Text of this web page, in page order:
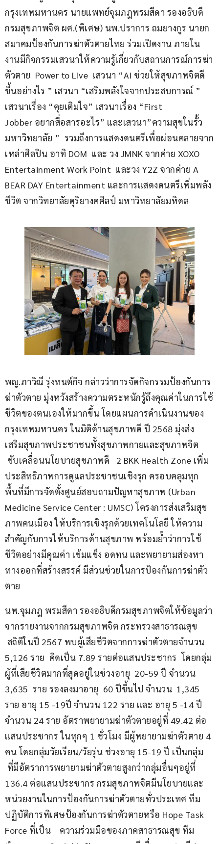
กรุงเทพมหานคร นายแพทย์จุมภฎพรมสีดา รองอธิบดี
กรมสุขภาพจิต ผศ.(พิเศษ) นพ.ปราการ ถมยางกูร นายก
สมาคมป้องกันการฆ่าตัวตายไทย ร่วมเปิดงาน ภายใน
งานมีกิจกรรมเสวนาให้ความรู้เกี่ยวกับสถานการณ์การฆ่า
ตัวตาย  Power to Live  เสวนา “AI ช่วยให้สุขภาพจิตดี
ขึ้นอย่างไร ” เสวนา “เสริมพลังใจจากประสบการณ์ ”
เสวนาเรื่อง “คุยเติมใจ” เสวนาเรื่อง “First
Jobber อยากสื่อสารอะไร” และเสวนา”ความสุขในรั้ว
มหาวิทยาลัย ”  รวมถึงการแสดงดนตรีเพื่อผ่อนคลายจาก
เหล่าศิลปิน อาทิ DOM  และ วง JMNK จากค่าย XOXO
Entertainment Work Point  และวง Y2Z จากค่าย A
BEAR DAY Entertainment และการแสดงดนตรีเพิ่มพลัง
ชีวิต จากวิทยาลัยดุริยางคศิลป์ มหาวิทยาลัยมหิดล
พญ.ภาวิณี รุ่งทนต์กิจ กล่าวว่าการจัดกิจกรรมป้องกันการ
ฆ่าตัวตาย มุ่งหวังสร้างความตระหนักรู้ถึงคุณค่าในการใช้
ชีวิตของตนเองให้มากขึ้น โดยแผนการดำเนินงานของ
กรุงเทพมหานคร ในมิติด้านสุขภาพดี ปี 2568 มุ่งส่ง
เสริมสุขภาพประชาชนทั้งสุขภาพกายและสุขภาพจิต
ขับเคลื่อนนโยบายสุขภาพดี   2 BKK Health Zone เพิ่ม
ประสิทธิภาพการดูแลประชาชนเชิงรุก ครอบคลุมทุก
พื้นที่มีการจัดตั้งศูนย์สอบถามปัญหาสุขภาพ (Urban
Medicine Service Center : UMSC) โครงการส่งเสริมสุข
ภาพคนเมือง ให้บริการเชิงรุกด้วยเทคโนโลยี ให้ความ
สำคัญกับการให้บริการด้านสุขภาพ พร้อมย้ำว่าการใช้
ชีวิตอย่างมีคุณค่า เข้มแข็ง อดทน และพยายามส่องหา
ทางออกที่สร้างสรรค์ มีส่วนช่วยในการป้องกันการฆ่าตัว
ตาย
นพ.จุมภฎ พรมสีดา รองอธิบดีกรมสุขภาพจิตให้ข้อมูลว่า
จากรายงานจากกรมสุขภาพจิต กระทรวงสาธารณสุข
สถิติในปี 2567 พบผู้เสียชีวิตจากการฆ่าตัวตายจำนวน
5,126 ราย  คิดเป็น 7.89 รายต่อแสนประชากร  โดยกลุ่ม
ผู้ที่เสียชีวิตมากที่สุดอยู่ในช่วงอายุ  20-59 ปี จำนวน
3,635  ราย รองลงมาอายุ  60 ปีขึ้นไป จำนวน  1,345
ราย อายุ 15 -19ปี จำนวน 122 ราย และ อายุ 5 -14 ปี
จำนวน 24 ราย อัตราพยายามฆ่าตัวตายอยู่ที่ 49.42 ต่อ
แสนประชากร ในทุกๆ 1 ชั่วโมง มีผู้พยายามฆ่าตัวตาย 4
คน โดยกลุ่มวัยเรียน/วัยรุ่น ช่วงอายุ 15-19 ปี เป็นกลุ่ม
ที่มีอัตราการพยายามฆ่าตัวตายสูงกว่ากลุ่มอื่นๆอยู่ที่
136.4 ต่อแสนประชากร กรมสุขภาพจิตมีนโยบายและ
หน่วยงานในการป้องกันการฆ่าตัวตายทั่วประเทศ ทีม
ปฏิบัติการพิเศษป้องกันการฆ่าตัวตายหรือ Hope Task
Force ที่เป็น    ความร่วมมือของภาคสาธารณสุข ทีม